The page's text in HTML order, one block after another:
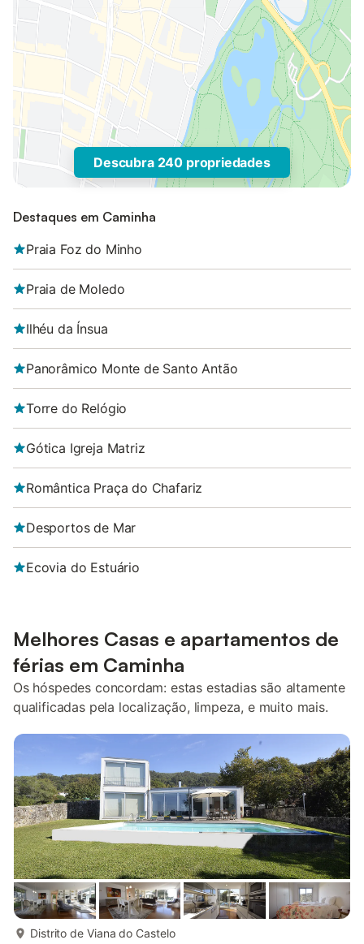
Descubra 240 propriedades
Destaques em Caminha
Praia Foz do Minho
Praia de Moledo
Ilhéu da Ínsua
Panorâmico Monte de Santo Antão
Torre do Relógio
Gótica Igreja Matriz
Romântica Praça do Chafariz
Desportos de Mar
Ecovia do Estuário
Melhores Casas e apartamentos de
férias em Caminha
Os hóspedes concordam: estas estadias são altamente
qualificadas pela localização, limpeza, e muito mais.
Distrito de Viana do Castelo